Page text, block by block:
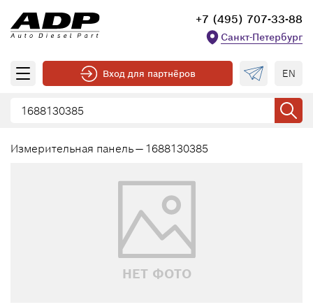
+7 (495) 707-33-88
Санкт-Петербург
Вход для партнёров EN
Измерительная панель — 1688130385
НЕТ ФОТО